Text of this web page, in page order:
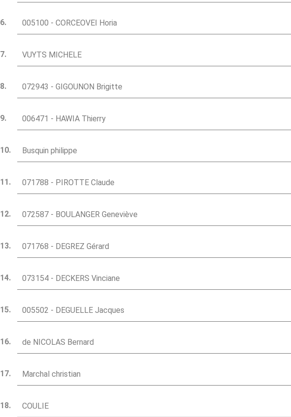
005100 - CORCEOVEI Horia
VUYTS MICHELE
072943 - GIGOUNON Brigitte
006471 - HAWIA Thierry
Busquin philippe
071788 - PIROTTE Claude
072587 - BOULANGER Geneviève
071768 - DEGREZ Gérard
073154 - DECKERS Vinciane
005502 - DEGUELLE Jacques
de NICOLAS Bernard
Marchal christian
COULIE